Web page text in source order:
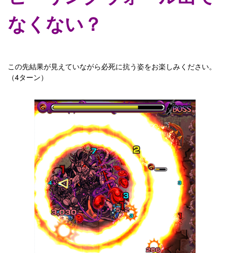
なくない？
この先結果が見えていながら必死に抗う姿をお楽しみください。
（4ターン）